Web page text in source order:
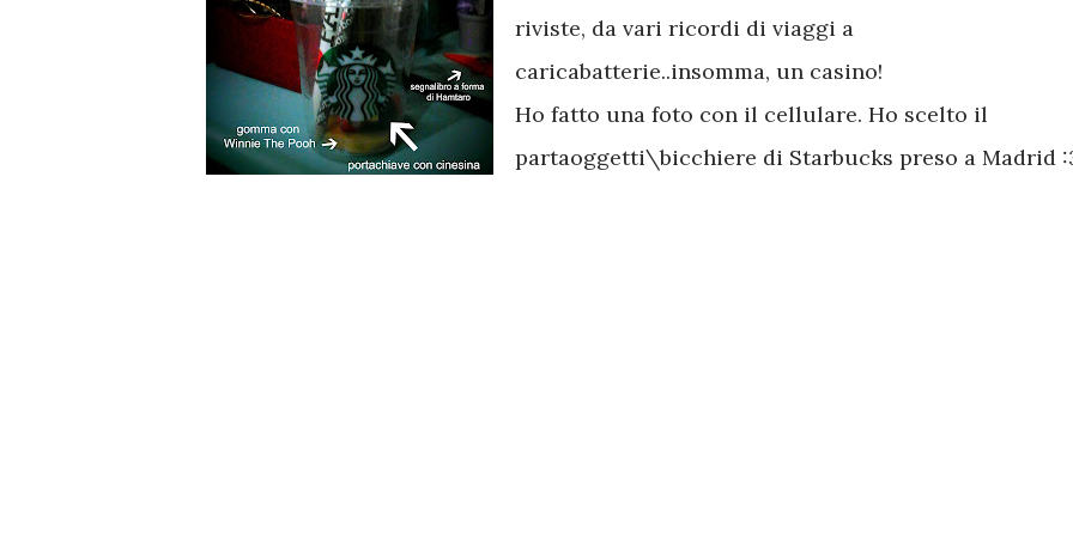
riviste, da vari ricordi di viaggi a
caricabatterie..insomma, un casino!
Ho fatto una foto con il cellulare. Ho scelto il
partaoggetti\bicchiere di Starbucks preso a Madrid